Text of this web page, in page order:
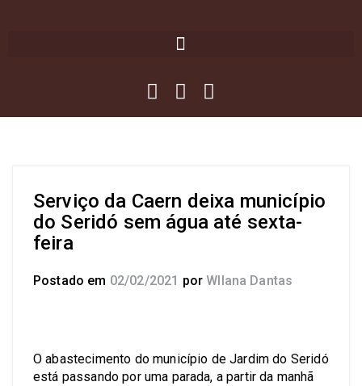
Serviço da Caern deixa município
do Seridó sem água até sexta-
feira
Postado em 02/02/2021 por Wllana Dantas
O abastecimento do município de Jardim do Seridó
está passando por uma parada, a partir da manhã